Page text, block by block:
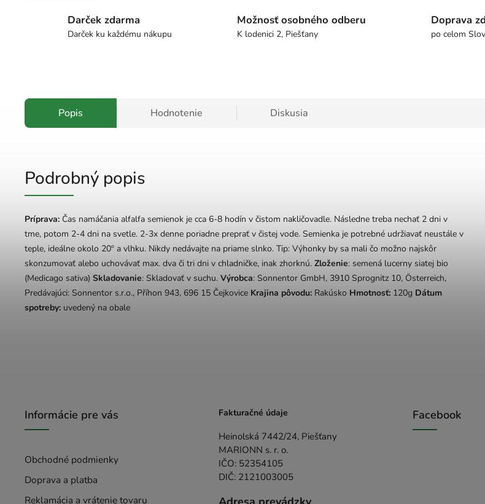
Darček zdarma
Darček ku každému nákupu
Možnosť osobného odberu
K lodenici 2, Piešťany
Doprava
po celom
Popis Hodnotenie Diskusia
Podrobný popis
Príprava: Čas namáčania alfalfa semienok je cca 6-8 hodín v čistom nakličovadle. Následne treba nechať 2 dni v
tme, potom 2-4 dni na svetle. 2-3x denne poriadne preprať v čistej vode. Semienka je potrebné udržiavať neustále v
teple, ideálne okolo 20º a vlhku. Nikdy nedávajte na priame slnko. Tip: Výhonky by sa mali čo možno najskôr
skonzumovať alebo uchovávať max. dva či tri dni v chladničke, inak zhorknú. Zloženie: semená lucerny siatej bio
(Medicago sativa) Skladovanie: Skladovať v suchu. Výrobca: Sonnentor GmbH, 3910 Sprognitz 10, Österreich,
Predávajúci: Sonnentor s.r.o., Příhon 943, 696 15 Čejkovice Krajina pôvodu: Rakúsko Hmotnosť: 120g Dátum
spotreby: uvedený na obale
Informácie pre vás
Obchodné podmienky
Doprava a platba
Reklamácia a vrátenie tovaru
Fakturačné údaje
Heinolská 7442/24, Piešťany
MARIONN s. r. o.
IČO: 52354105
DIČ: 2121003005
Facebook